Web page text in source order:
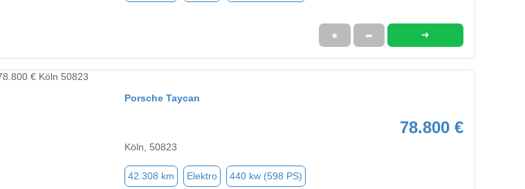
★ ➦ ➜
Porsche Taycan
78.800 €
Köln, 50823
42.308 km Elektro 440 kw (598 PS)